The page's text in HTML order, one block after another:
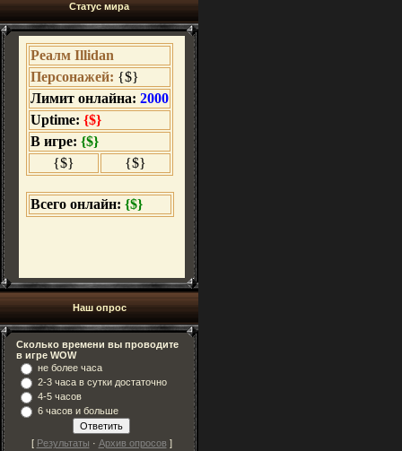
Статус мира
Наш опрос
Сколько времени вы проводите
в игре WOW
не более часа
2-3 часа в сутки достаточно
4-5 часов
6 часов и больше
[ Результаты · Архив опросов ]